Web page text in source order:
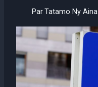
ParTatamo Ny Aina